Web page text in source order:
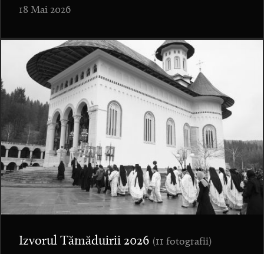
18 Mai 2026
Izvorul Tămăduirii 2026 (11 fotografii)